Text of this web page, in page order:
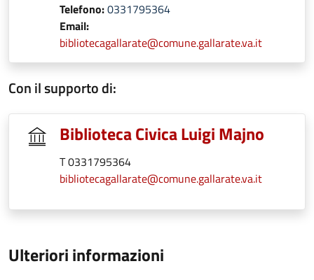
Telefono:0331795364
Email:
bibliotecagallarate@comune.gallarate.va.it
Con il supporto di:
Biblioteca Civica Luigi Majno
T 0331795364
bibliotecagallarate@comune.gallarate.va.it
Ulteriori informazioni